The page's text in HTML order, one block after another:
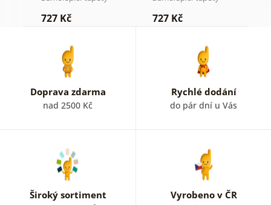
727 Kč 727 Kč
Doprava zdarma
nad 2500 Kč
Rychlé dodání
do pár dní u Vás
Široký sortiment Vyrobeno v ČR